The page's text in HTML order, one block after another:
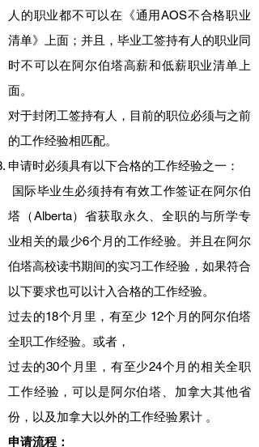
人的职业都不可以在《通用AOS不合格职业
清单》上面；并且，毕业工签持有人的职业同
时不可以在阿尔伯塔高薪和低薪职业清单上
面。
对于封闭工签持有人，目前的职位必须与之前
的工作经验相匹配。
申请时必须具有以下合格的工作经验之一：
国际毕业生必须持有有效工作签证在阿尔伯
塔（Alberta）省获取永久、全职的与所学专
业相关的最少6个月的工作经验。并且在阿尔
伯塔高校读书期间的实习工作经验，如果符合
以下要求也可以计入合格的工作经验。
过去的18个月里，有至少 12个月的阿尔伯塔
全职工作经验。或者，
过去的30个月里，有至少24个月的相关全职
工作经验，可以是阿尔伯塔、加拿大其他省
份，以及加拿大以外的工作经验累计 。
申请流程：